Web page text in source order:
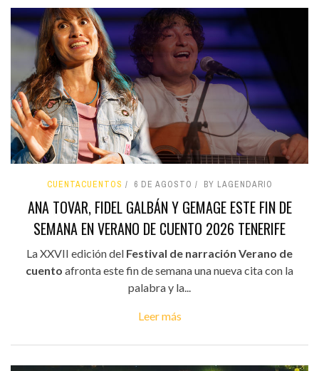
CUENTACUENTOS 6 DE AGOSTO BY LAGENDARIO
ANA TOVAR, FIDEL GALBÁN Y GEMAGE ESTE FIN DE
SEMANA EN VERANO DE CUENTO 2026 TENERIFE
La XXVII edición del Festival de narración Verano de
cuento afronta este fin de semana una nueva cita con la
palabra y la...
Leer más